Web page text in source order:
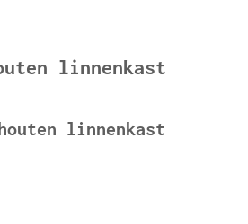
linnenkast